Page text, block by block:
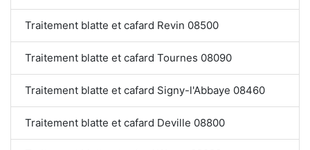
Traitement blatte et cafard Revin 08500
Traitement blatte et cafard Tournes 08090
Traitement blatte et cafard Signy-l'Abbaye 08460
Traitement blatte et cafard Deville 08800